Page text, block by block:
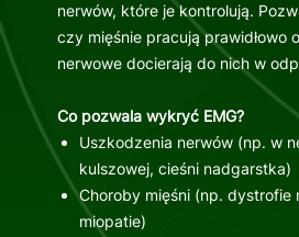
nerwów, które je kontrolują.
czy mięśnie pracują prawidłowo
nerwowe docierają do nich w
Co pozwala wykryć EMG?
Uszkodzenia nerwów (np. w
kulszowej, cieśni nadgarstka)
Choroby mięśni (np. dystrofie
miopatie)